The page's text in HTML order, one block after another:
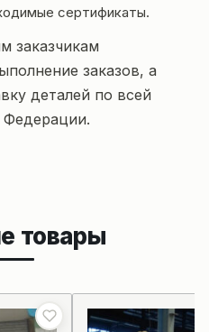
сертификаты.
заказчикам
заказов, а
деталей по всей
Федерации.
товары